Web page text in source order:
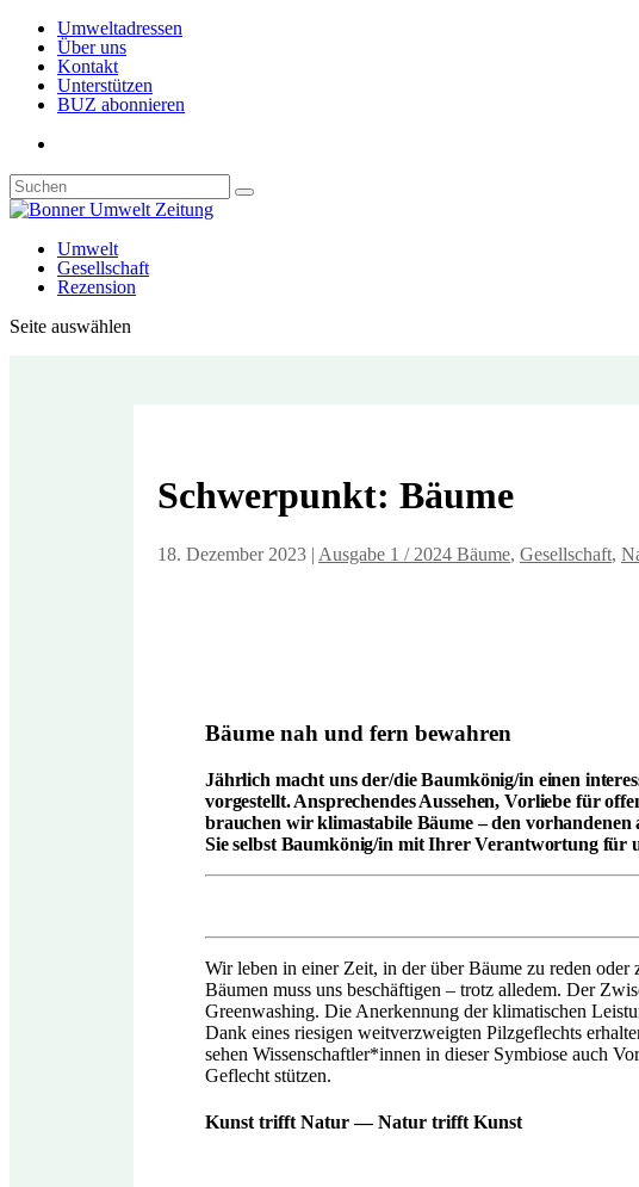
Umweltadressen
Über uns
Kontakt
Unterstützen
BUZ abonnieren
Umwelt
Gesellschaft
Rezension
Seite auswählen
Schwerpunkt: Bäume
18. Dezember 2023 | Ausgabe 1 / 2024 Bäume, Gesellschaft,
Bäume nah und fern bewahren
Jährlich macht uns der/die Baumkönig/in einen
vorgestellt. Ansprechendes Aussehen, Vorliebe für
brauchen wir klimastabile Bäume – den vorhandenen
Sie selbst Baumkönig/in mit Ihrer Verantwortung für
Wir leben in einer Zeit, in der über Bäume zu reden
Bäumen muss uns beschäftigen – trotz alledem. Der
Greenwashing. Die Anerkennung der klimatischen
Dank eines riesigen weitverzweigten Pilzgeflechts
sehen Wissenschaftler*innen in dieser Symbiose auch
Geflecht stützen.
Kunst trifft Natur — Natur trifft Kunst